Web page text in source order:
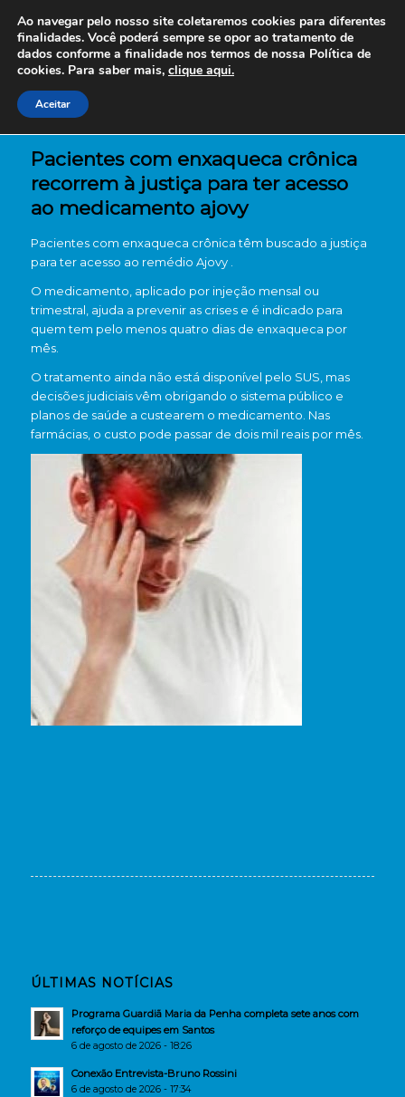
Pacientes com enxaqueca crônica
recorrem à justiça para ter acesso
ao medicamento ajovy
Pacientes com enxaqueca crônica têm buscado a justiça
para ter acesso ao remédio Ajovy .
O medicamento, aplicado por injeção mensal ou
trimestral, ajuda a prevenir as crises e é indicado para
quem tem pelo menos quatro dias de enxaqueca por
mês.
O tratamento ainda não está disponível pelo SUS, mas
decisões judiciais vêm obrigando o sistema público e
planos de saúde a custearem o medicamento. Nas
farmácias, o custo pode passar de dois mil reais por mês.
ÚLTIMAS NOTÍCIAS
Programa Guardiã Maria da Penha completa sete anos com
reforço de equipes em Santos
6 de agosto de 2026 - 18:26
Conexão Entrevista-Bruno Rossini
6 de agosto de 2026 - 17:34
Ao navegar pelo nosso site coletaremos cookies para diferentes
finalidades. Você poderá sempre se opor ao tratamento de
dados conforme a finalidade nos termos de nossa Política de
cookies. Para saber mais, clique aqui.
Aceitar